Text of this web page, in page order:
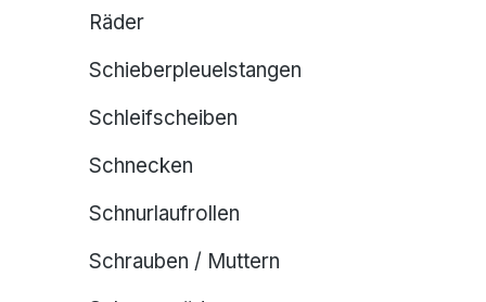
Räder
Schieberpleuelstangen
Schleifscheiben
Schnecken
Schnurlaufrollen
Schrauben / Muttern